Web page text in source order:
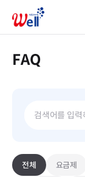
FAQ
전체 요금제